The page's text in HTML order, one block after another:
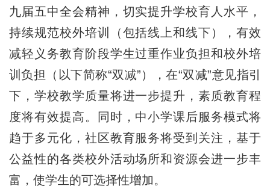
九届五中全会精神，切实提升学校育人水平，
持续规范校外培训（包括线上和线下），有效
减轻义务教育阶段学生过重作业负担和校外培
训负担（以下简称“双减”），在“双减”意见指引
下，学校教学质量将进一步提升，素质教育程
度将有效提高。同时，中小学课后服务模式将
趋于多元化，社区教育服务将受到关注，基于
公益性的各类校外活动场所和资源会进一步丰
富，使学生的可选择性增加。